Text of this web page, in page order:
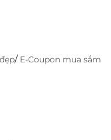
trình văn hóa thu
cung bậc cảm xúc.
/ E-Coupon mua sắm